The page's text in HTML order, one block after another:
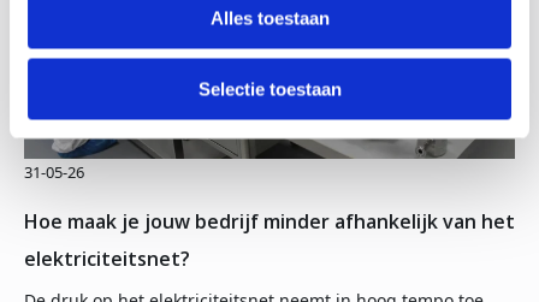
Alles toestaan
Selectie toestaan
Hoe maak je jouw bedrijf minder afhankelijk van het
elektriciteitsnet?
31-05-26